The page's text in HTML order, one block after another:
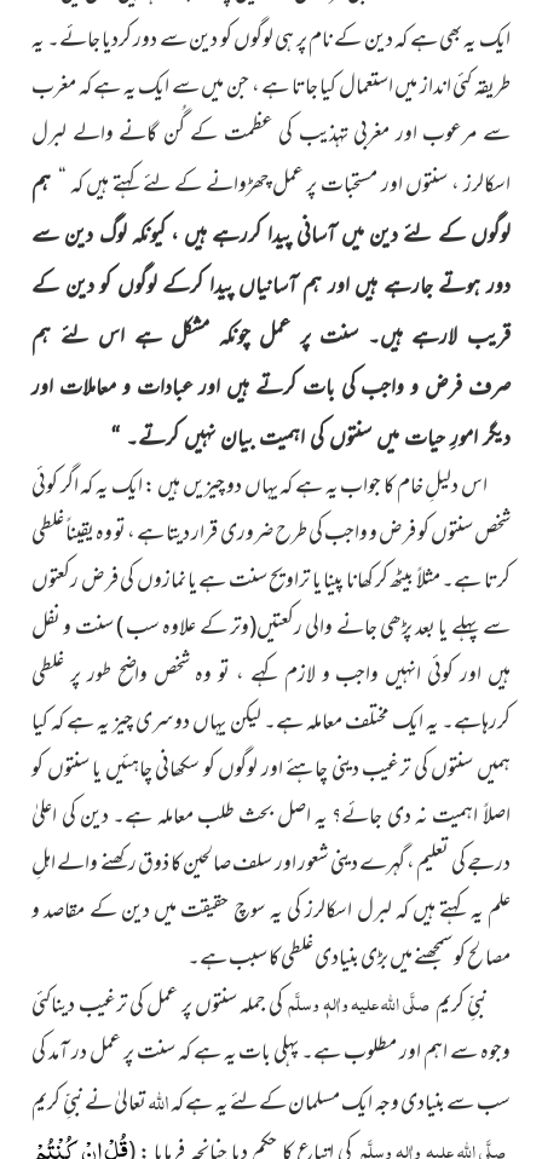
ایک یہ بھی ہے کہ دین کے نام پر ہی لوگوں کو دین سے دور کردیا جائے۔ یہ
طریقہ کئی انداز میں استعمال کیا جاتا ہے ، جن میں سے ایک یہ ہے کہ مغرب
سے مرعوب اور مغربی تہذیب کی عظمت کے گُن گانے والے لبرل
اسکالرز ، سنتوں اور مستحبات پر عمل چھڑوانے کے لئے کہتے ہیں کہ “ ہم
لوگوں کے لئے دین میں آسانی پیدا کررہے ہیں ، کیونکہ لوگ دین سے
دور ہوتے جارہے ہیں اور ہم آسانیاں پیدا کرکے لوگوں کو دین کے
قریب لارہے ہیں۔ سنت پر عمل چونکہ مشکل ہے اس لئے ہم
صرف فرض و واجب کی بات کرتے ہیں اور عبادات و معاملات اور
دیگر امورِ حیات میں سنتوں کی اہمیت بیان نہیں کرتے۔ “
اس دلیلِ خام کا جواب یہ ہے کہ یہاں دو چیزیں ہیں : ایک یہ کہ اگر کوئی
شخص سنتوں کو فرض و واجب کی طرح ضروری قرار دیتا ہے ، تو وہ یقیناً غلطی
کرتا ہے۔ مثلاً بیٹھ کر کھانا پینا یا تراویح سنت ہے یا نمازوں کی فرض رکعتوں
سے پہلے یا بعد پڑھی جانے والی رکعتیں(وتر کے علاوہ سب )سنت و نفل
ہیں اور کوئی انہیں واجب و لازم کہے ، تو وہ شخص واضح طور پر غلطی
کررہاہے۔ یہ ایک مختلف معاملہ ہے۔ لیکن یہاں دوسری چیز یہ ہے کہ کیا
ہمیں سنتوں کی ترغیب دینی چاہئے اور لوگوں کو سکھانی چاہئیں یا سنتوں کو
اصلاً اہمیت نہ دی جائے؟ یہ اصل بحث طلب معاملہ ہے۔ دین کی اعلیٰ
درجے کی تعلیم ، گہرے دینی شعور اور سلف صالحین کا ذوق رکھنے والے اہلِ
علم یہ کہتے ہیں کہ لبرل اسکالرز کی یہ سوچ حقیقت میں دین کے مقاصد و
مصالح کو سمجھنے میں بڑی بنیادی غلطی کا سبب ہے۔
نبیِّ کریمصلَّی اللہ علیہ واٰلہٖ وسلَّمکی جملہ سنتوں پر عمل کی ترغیب دیناکئی
وجوہ سے اہم اور مطلوب ہے۔ پہلی بات یہ ہے کہ سنت پر عمل در آمد کی
سب سے بنیادی وجہ ایک مسلمان کےلئے یہ ہے کہاللہتعالیٰ نے نبیِّ کریم
صلَّی اللہ علیہ واٰلہٖ وسلَّم